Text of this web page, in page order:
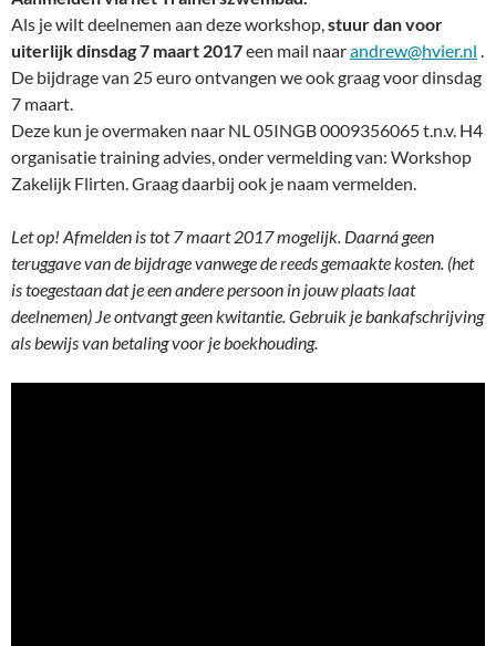
Als je wilt deelnemen aan deze workshop, stuur dan voor
uiterlijk dinsdag 7 maart 2017een mail naarandrew@hvier.nl
De bijdrage van 25 euro ontvangen we ook graag voor dinsdag
7 maart.
Deze kun je overmaken naar NL 05INGB 0009356065 t.n.v. H4
organisatie training advies, onder vermelding van: Workshop
Zakelijk Flirten. Graag daarbij ook je naam vermelden.
Let op! Afmelden is tot 7 maart 2017 mogelijk. Daarná geen
teruggave van de bijdrage vanwege de reeds gemaakte kosten. (het
is toegestaan dat je een andere persoon in jouw plaats laat
deelnemen) Je ontvangt geen kwitantie. Gebruik je bankafschrijving
als bewijs van betaling voor je boekhouding.